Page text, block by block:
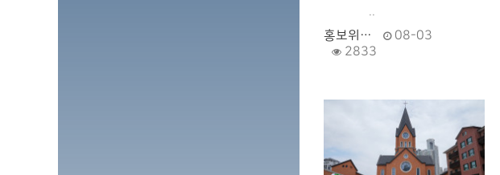
..
홍보위…
08-03
2833